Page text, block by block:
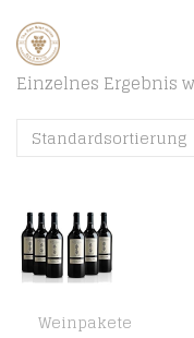
Einzelnes Ergebnis
Standardsortierung
Weinpakete